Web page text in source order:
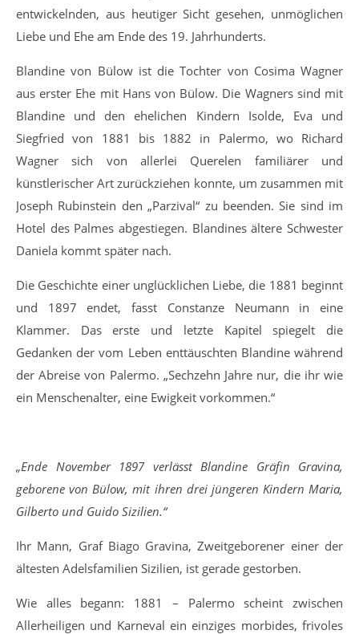
entwickelnden, aus heutiger Sicht gesehen, unmöglichen
Liebe und Ehe am Ende des 19. Jahrhunderts.
Blandine von Bülow ist die Tochter von Cosima Wagner
aus erster Ehe mit Hans von Bülow. Die Wagners sind mit
Blandine und den ehelichen Kindern Isolde, Eva und
Siegfried von 1881 bis 1882 in Palermo, wo Richard
Wagner sich von allerlei Querelen familiärer und
künstlerischer Art zurückziehen konnte, um zusammen mit
Joseph Rubinstein den „Parzival“ zu beenden. Sie sind im
Hotel des Palmes abgestiegen. Blandines ältere Schwester
Daniela kommt später nach.
Die Geschichte einer unglücklichen Liebe, die 1881 beginnt
und 1897 endet, fasst Constanze Neumann in eine
Klammer. Das erste und letzte Kapitel spiegelt die
Gedanken der vom Leben enttäuschten Blandine während
der Abreise von Palermo. „Sechzehn Jahre nur, die ihr wie
ein Menschenalter, eine Ewigkeit vorkommen.“
„Ende November 1897 verlässt Blandine Gräfin Gravina,
geborene von Bülow, mit ihren drei jüngeren Kindern Maria,
Gilberto und Guido Sizilien.“
Ihr Mann, Graf Biago Gravina, Zweitgeborener einer der
ältesten Adelsfamilien Sizilien, ist gerade gestorben.
Wie alles begann: 1881 – Palermo scheint zwischen
Allerheiligen und Karneval ein einziges morbides, frivoles